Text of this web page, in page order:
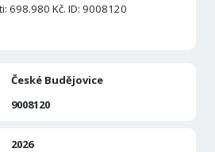
České Budějovice
9008120
2026
698.980 Kč. ID: 9008120